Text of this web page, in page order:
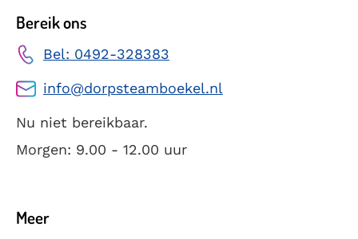
Bereik ons
Bel: 0492-328383
info@dorpsteamboekel.nl
Nu niet bereikbaar.
Morgen: 9.00 - 12.00 uur
Meer